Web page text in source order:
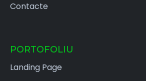
Contacte
PORTOFOLIU
Landing Page